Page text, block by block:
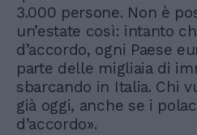
3.000 persone. Non è
un’estate così: intanto
d’accordo, ogni Paese
parte delle migliaia di
sbarcando in Italia. Chi
già oggi, anche se i
d’accordo».